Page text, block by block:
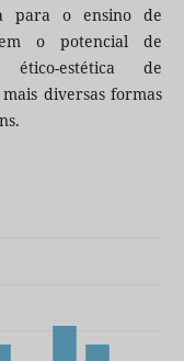
para o ensino de
o potencial de
estética de
diversas formas